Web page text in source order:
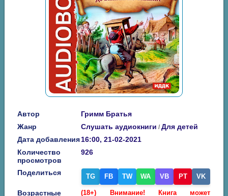
Автор
Гримм Братья
Жанр
Слушать аудиокниги /Для детей
Дата добавления16:00, 21-02-2021
Количество
просмотров
926
Поделиться TG FB TW WA VB PT VK
Возрастные
(18+) Внимание! Книга может